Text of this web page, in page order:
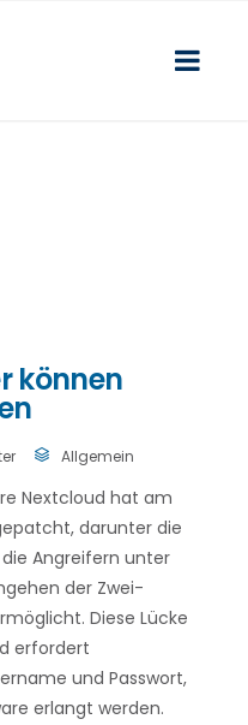
können
Allgemein
Nextcloud hat am
darunter die
die Angreifern unter
der Zwei-
Diese Lücke
erfordert
und Passwort,
erlangt werden.